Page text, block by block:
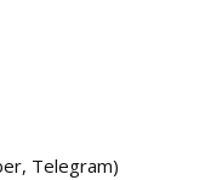
Telegram)